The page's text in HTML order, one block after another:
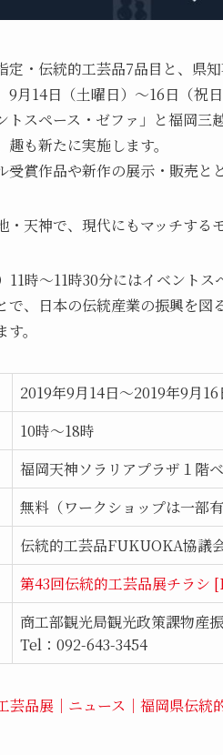
定・伝統的工芸品7品目と、県
9月14日（土曜日）～16日（祝
トスペース・ゼファ」と福岡
も新たに実施します。
賞作品や新作の展示・販売と
・天神で、現代にもマッチする
11時～11時30分にはイベント
で、日本の伝統産業の振興を
。
2019年9月14日～2019年9月16
10時～18時
福岡天神ソラリアプラザ１階
無料（ワークショップは一部有
伝統的工芸品FUKUOKA協議
第43回伝統的工芸品展チラシ
商工部観光局観光政策課物産
Tel：092-643-3454
芸品展｜ニュース｜福岡県伝統